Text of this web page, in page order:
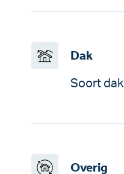
Dak
Soort dak
Overig